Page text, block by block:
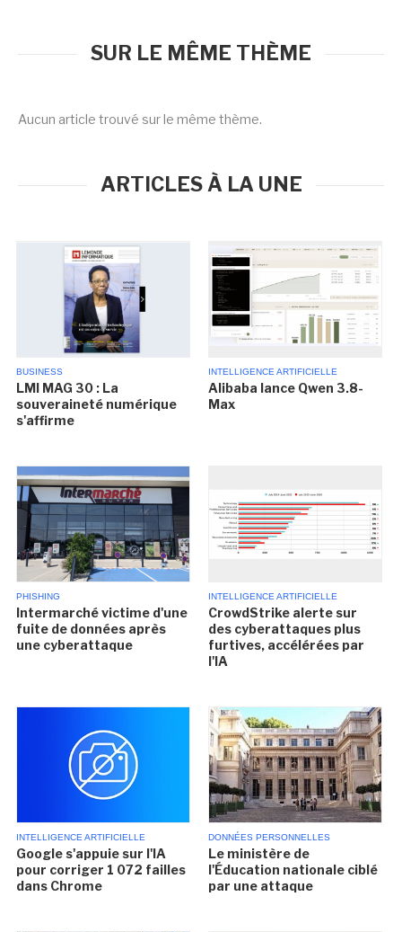
SUR LE MÊME THÈME
Aucun article trouvé sur le même thème.
ARTICLES À LA UNE
BUSINESS
LMI MAG 30 : La
souveraineté numérique
s'affirme
INTELLIGENCE ARTIFICIELLE
Alibaba lance Qwen 3.8-
Max
PHISHING
Intermarché victime d'une
fuite de données après
une cyberattaque
INTELLIGENCE ARTIFICIELLE
CrowdStrike alerte sur
des cyberattaques plus
furtives, accélérées par
l'IA
INTELLIGENCE ARTIFICIELLE
Google s'appuie sur l'IA
pour corriger 1 072 failles
dans Chrome
DONNÉES PERSONNELLES
Le ministère de
l'Éducation nationale ciblé
par une attaque